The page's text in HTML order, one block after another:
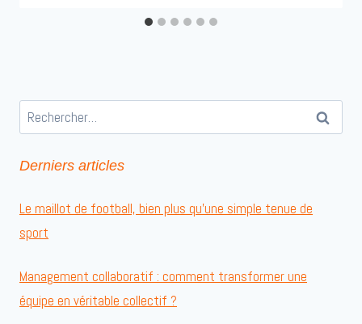
Rechercher :
Derniers articles
Le maillot de football, bien plus qu’une simple tenue de
sport
Management collaboratif : comment transformer une
équipe en véritable collectif ?